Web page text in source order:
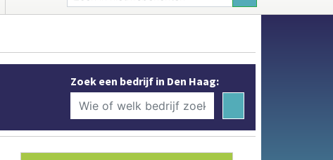
Zoek een bedrijf in Den Haag: